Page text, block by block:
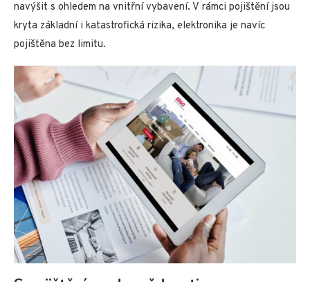
navýšit s ohledem na vnitřní vybavení. V rámci pojištění jsou
kryta základní i katastrofická rizika, elektronika je navíc
pojištěna bez limitu.